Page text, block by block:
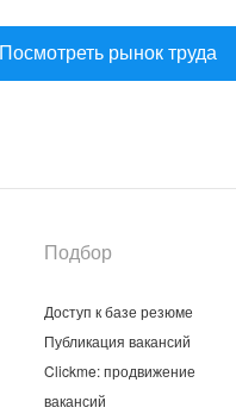
Посмотреть рынок труда
Подбор
Доступ к базе резюме
Публикация вакансий
Clickme: продвижение
вакансий